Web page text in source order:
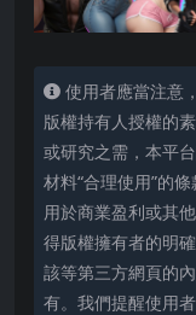
使用者應當注意
版權持有人授權的
或研究之需，本平
材料“合理使用”的
用於商業盈利或其
得版權擁有者的明
該等第三方網頁的
有。我們提醒使用